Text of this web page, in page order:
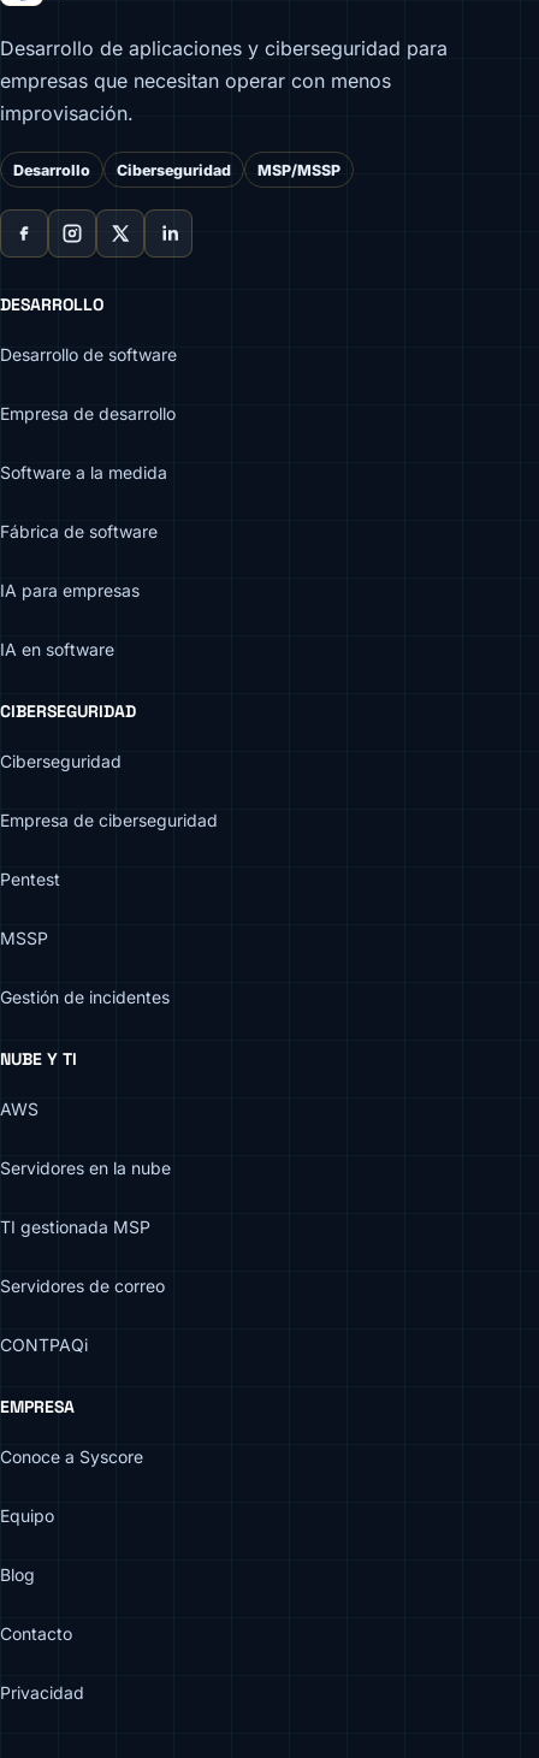
Desarrollo de aplicaciones y ciberseguridad para
empresas que necesitan operar con menos
improvisación.
Desarrollo Ciberseguridad MSP/MSSP
DESARROLLO
Desarrollo de software
Empresa de desarrollo
Software a la medida
Fábrica de software
IA para empresas
IA en software
CIBERSEGURIDAD
Ciberseguridad
Empresa de ciberseguridad
Pentest
MSSP
Gestión de incidentes
NUBE Y TI
AWS
Servidores en la nube
TI gestionada MSP
Servidores de correo
CONTPAQi
EMPRESA
Conoce a Syscore
Equipo
Blog
Contacto
Privacidad